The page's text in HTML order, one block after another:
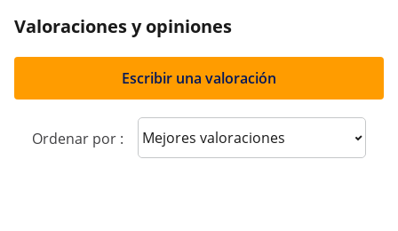
Valoraciones y opiniones
Escribir una valoración
Ordenar por : Sort reviews